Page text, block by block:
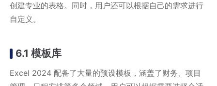
创建专业的表格。同时，用户还可以根据自己的需求进行
自定义。
6.1 模板库
Excel 2024 配备了大量的预设模板，涵盖了财务、项目